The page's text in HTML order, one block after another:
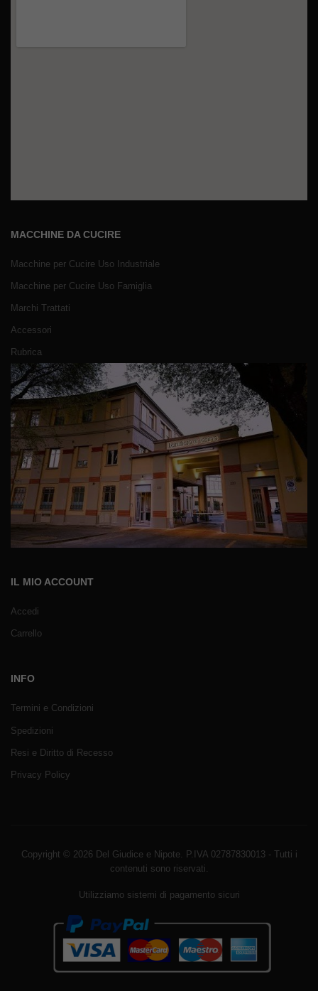
MACCHINE DA CUCIRE
Macchine per Cucire Uso Industriale
Macchine per Cucire Uso Famiglia
Marchi Trattati
Accessori
Rubrica
IL MIO ACCOUNT
Accedi
Carrello
INFO
Termini e Condizioni
Spedizioni
Resi e Diritto di Recesso
Privacy Policy
Copyright © 2026 Del Giudice e Nipote. P.IVA 02787830013 - Tutti i
contenuti sono riservati.
Utilizziamo sistemi di pagamento sicuri